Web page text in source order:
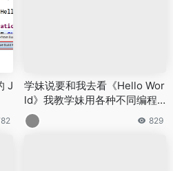
J
学妹说要和我去看《Hello Wor
ld》我教学妹用各种不同编程
语言输出“Hello World”
829